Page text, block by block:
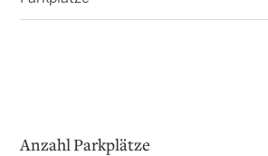
Anzahl Parkplätze